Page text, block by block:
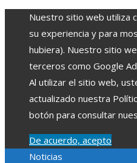
Nuestro sitio web utiliza
su experiencia y para
hubiera). Nuestro sitio
terceros como Google
Al utilizar el sitio web,
actualizado nuestra
botón para consultar
De acuerdo, acepto
Noticias